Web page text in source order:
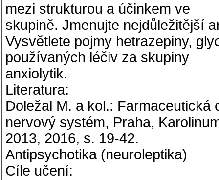
mezi strukturou a účinkem ve
skupině. Jmenujte nejdůležitější
Vysvětlete pojmy hetrazepiny,
používaných léčiv za skupiny
anxiolytik.
Literatura:
Doležal M. a kol.:
nervový systém, Praha,
2013, 2016, s. 19-42.
Antipsychotika (neuroleptika)
Cíle učení: